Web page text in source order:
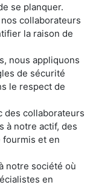
se planquer.
collaborateurs
la raison de
nous appliquons
de sécurité
le respect de
des collaborateurs
à notre actif, des
fourmis et en
notre société où
en